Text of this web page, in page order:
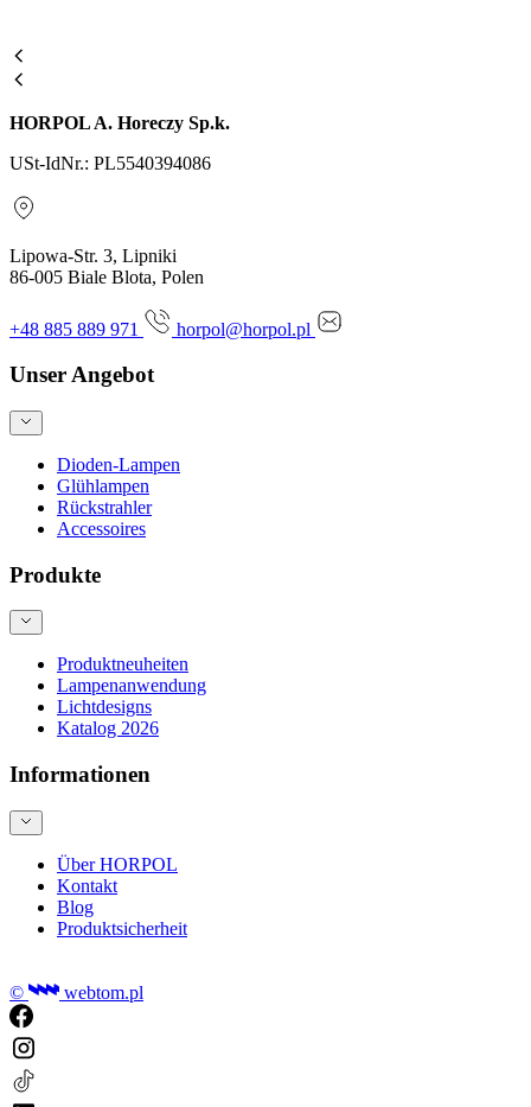
HORPOL A. Horeczy Sp.k.
USt-IdNr.: PL5540394086
Lipowa-Str. 3, Lipniki
86-005 Biale Blota, Polen
+48 885 889 971 horpol@horpol.pl
Unser Angebot
Dioden-Lampen
Glühlampen
Rückstrahler
Accessoires
Produkte
Produktneuheiten
Lampenanwendung
Lichtdesigns
Katalog 2026
Informationen
Über HORPOL
Kontakt
Blog
Produktsicherheit
© webtom.pl